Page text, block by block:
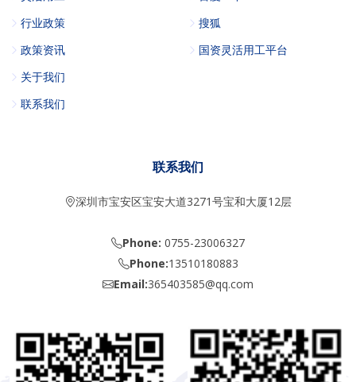
行业政策
政策资讯
关于我们
联系我们
搜狐
国资灵活用工平台
联系我们
深圳市宝安区宝安大道3271号宝和大厦12层
Phone: 0755-23006327
Phone:13510180883
Email:365403585@qq.com